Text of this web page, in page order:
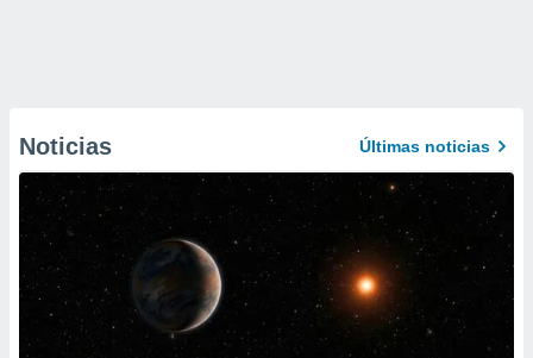
Noticias Últimas noticias